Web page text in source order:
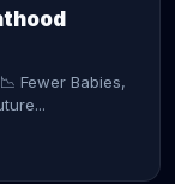
Fewer Babies,